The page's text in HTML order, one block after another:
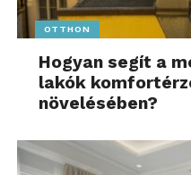
OTTHON
Hogyan segít a
lakók
növelésében?